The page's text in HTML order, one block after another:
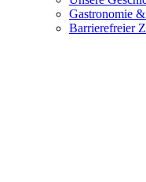
Gastronomie
Barrierefreier